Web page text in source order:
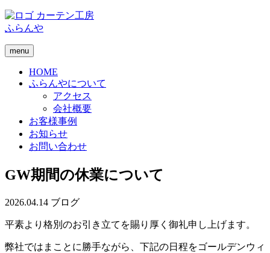
カーテン工房
ふらんや
menu
HOME
ふらんやについて
アクセス
会社概要
お客様事例
お知らせ
お問い合わせ
GW期間の休業について
2026.04.14 ブログ
平素より格別のお引き立てを賜り厚く御礼申し上げます。
弊社ではまことに勝手ながら、下記の日程をゴールデンウィ